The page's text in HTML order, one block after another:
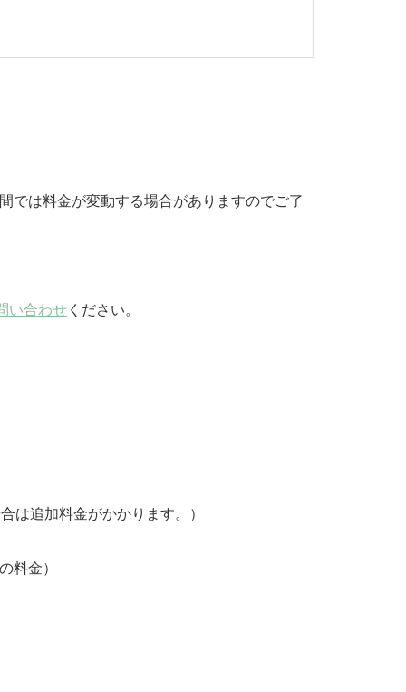
では料金が変動する場合がありますのでご了
い合わせ ください。
は追加料金がかかります。）
の料金）